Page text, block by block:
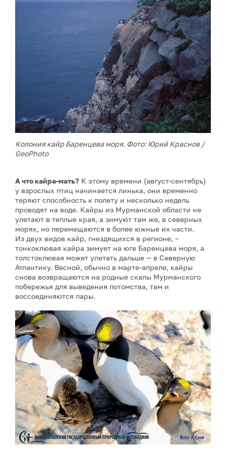
Колония кайр Баренцева моря. Фото: Юрий Краснов /
GeoPhoto
А что кайра-мать? К этому времени (август-сентябрь)
у взрослых птиц начинается линька, они временно
теряют способность к полету и несколько недель
проводят на воде. Кайры из Мурманской области не
улетают в теплые края, а зимуют там же, в северных
морях, но перемещаются в более южные их части.
Из двух видов кайр, гнездящихся в регионе, –
тонкоклювая кайра зимует на юге Баренцева моря, а
толстоклювая может улетать дальше — в Северную
Атлантику. Весной, обычно в марте-апреле, кайры
снова возвращаются на родные скалы Мурманского
побережья для выведения потомства, там и
воссоединяются пары.